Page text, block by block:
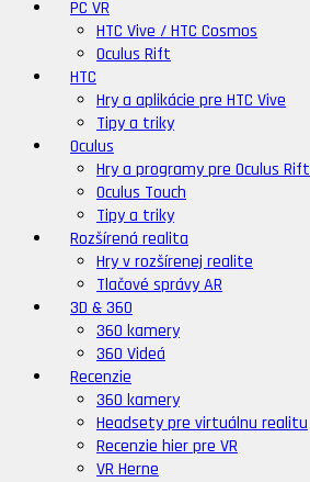
PC VR
HTC Vive / HTC Cosmos
Oculus Rift
HTC
Hry a aplikácie pre HTC Vive
Tipy a triky
Oculus
Hry a programy pre Oculus Rift
Oculus Touch
Tipy a triky
Rozšírená realita
Hry v rozšírenej realite
Tlačové správy AR
3D & 360
360 kamery
360 Videá
Recenzie
360 kamery
Headsety pre virtuálnu realitu
Recenzie hier pre VR
VR Herne